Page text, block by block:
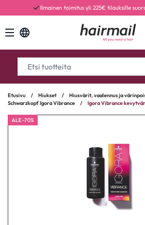
Ilmainen toimitus yli 225€ tilauksille
Etusivu / Hiukset / Hiusvärit, vaalennus ja
Schwarzkopf Igora Vibrance
/ Igora Vibrance
ALE -70%